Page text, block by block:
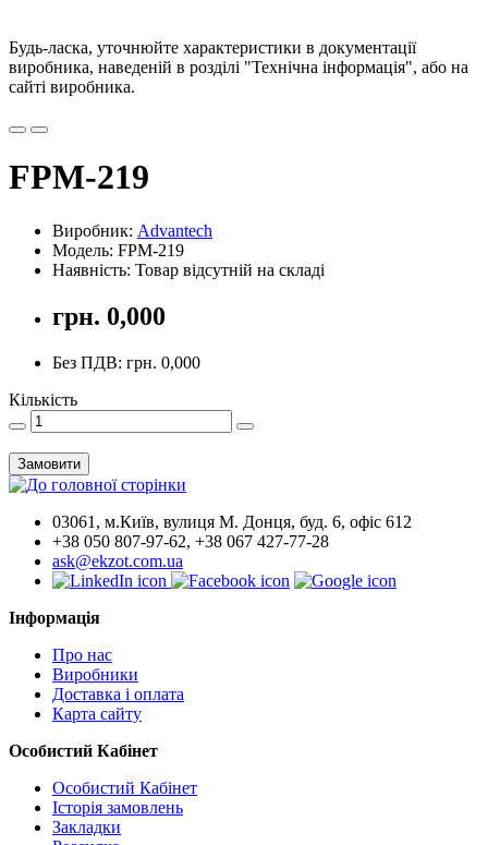
Будь-ласка, уточнюйте характеристики в документації
виробника, наведеній в розділі "Технічна інформація", або на
сайті виробника.
FPM-219
Виробник: Advantech
Модель: FPM-219
Наявність: Товар відсутній на складі
грн. 0,000
Без ПДВ: грн. 0,000
Кількість
Замовити
03061, м.Київ, вулиця М. Донця, буд. 6, офіс 612
+38 050 807-97-62, +38 067 427-77-28
ask@ekzot.com.ua
Інформація
Про нас
Виробники
Доставка і оплата
Карта сайту
Особистий Кабінет
Особистий Кабінет
Історія замовлень
Закладки